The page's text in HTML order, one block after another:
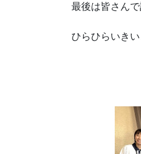
最後は皆さん
ひらひらいき